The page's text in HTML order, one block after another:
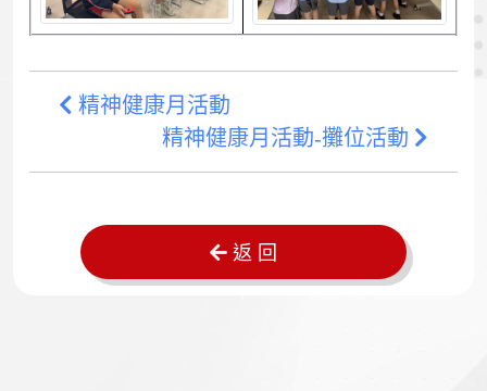
精神健康月活動
精神健康月活動-攤位活動
返 回